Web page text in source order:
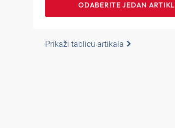
ODABERITE JEDAN ARTIKL
Prikaži tablicu artikala